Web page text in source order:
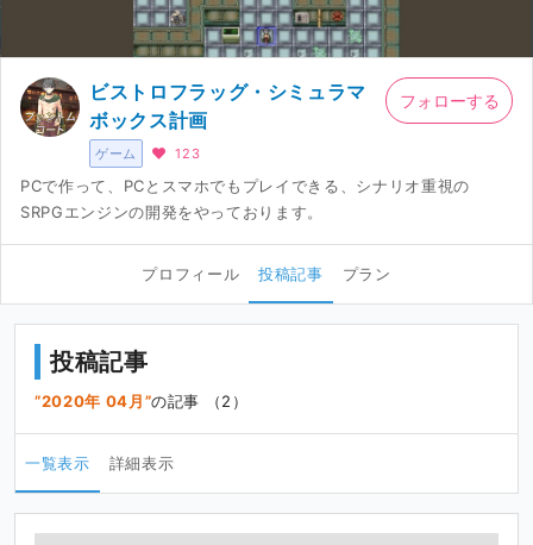
ゲーム
ビストロフラッグ・シミュラマ
ボックス計画
123
PCで作って、PCとスマホでもプレイできる、シナリオ重視の
SRPGエンジンの開発をやっております。
フォローする
プロフィール 投稿記事 プラン
投稿記事
2020年 04月 の記事 （2）
一覧表示 詳細表示